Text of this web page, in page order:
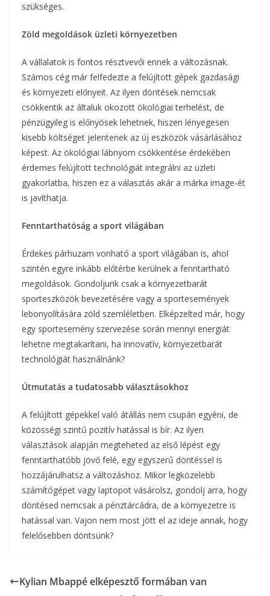
szükséges.
Zöld megoldások üzleti környezetben
A vállalatok is fontos résztvevői ennek a változásnak.
Számos cég már felfedezte a felújított gépek gazdasági
és környezeti előnyeit. Az ilyen döntések nemcsak
csökkentik az általuk okozott ökológiai terhelést, de
pénzügyileg is előnyösek lehetnek, hiszen lényegesen
kisebb költséget jelentenek az új eszközök vásárlásához
képest. Az ökológiai lábnyom csökkentése érdekében
érdemes felújított technológiát integrálni az üzleti
gyakorlatba, hiszen ez a választás akár a márka image-ét
is javíthatja.
Fenntarthatóság a sport világában
Érdekes párhuzam vonható a sport világában is, ahol
szintén egyre inkább előtérbe kerülnek a fenntartható
megoldások. Gondoljunk csak a környezetbarát
sporteszközök bevezetésére vagy a sportesemények
lebonyolítására zöld szemléletben. Elképzelted már, hogy
egy sportesemény szervezése során mennyi energiát
lehetne megtakarítani, ha innovatív, környezetbarát
technológiát használnánk?
Útmutatás a tudatosabb választásokhoz
A felújított gépekkel való átállás nem csupán egyéni, de
közösségi szintű pozitív hatással is bír. Az ilyen
választások alapján megteheted az első lépést egy
fenntarthatóbb jövő felé, egy egyszerű döntéssel is
hozzájárulhatsz a változáshoz. Mikor legközelebb
számítógépet vagy laptopot vásárolsz, gondolj arra, hogy
döntésed nemcsak a pénztárcádra, de a környezetre is
hatással van. Vajon nem most jött el az ideje annak, hogy
felelősebben döntsünk?
Kylian Mbappé elképesztő formában van